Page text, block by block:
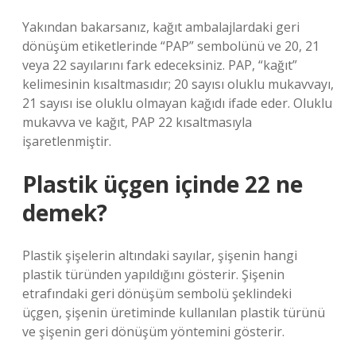
Yakından bakarsanız, kağıt ambalajlardaki geri
dönüşüm etiketlerinde “PAP” sembolünü ve 20, 21
veya 22 sayılarını fark edeceksiniz. PAP, “kağıt”
kelimesinin kısaltmasıdır; 20 sayısı oluklu mukavvayı,
21 sayısı ise oluklu olmayan kağıdı ifade eder. Oluklu
mukavva ve kağıt, PAP 22 kısaltmasıyla
işaretlenmiştir.
Plastik üçgen içinde 22 ne
demek?
Plastik şişelerin altındaki sayılar, şişenin hangi
plastik türünden yapıldığını gösterir. Şişenin
etrafındaki geri dönüşüm sembolü şeklindeki
üçgen, şişenin üretiminde kullanılan plastik türünü
ve şişenin geri dönüşüm yöntemini gösterir.